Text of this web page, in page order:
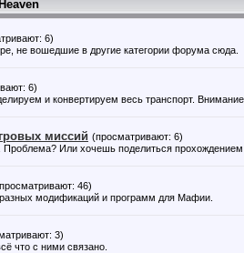
6)
не вошедшие в другие категории форума сюда.
6)
и конвертируем весь транспорт.
миссий (просматривают: 6)
Проблема? Или хочешь поделиться прохождением
46)
модификаций и программ для Мафии.
3)
что с ними связано.